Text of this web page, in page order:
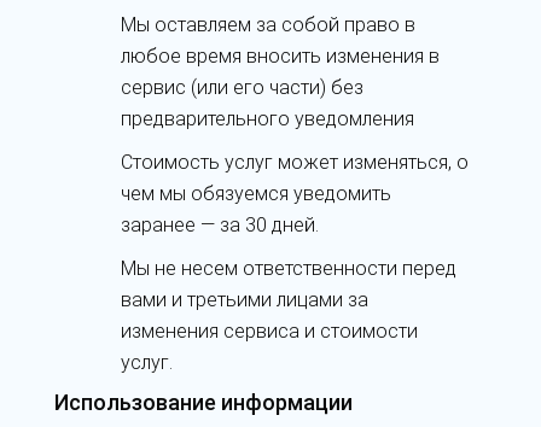
Мы оставляем за собой право в
любое время вносить изменения в
сервис (или его части) без
предварительного уведомления
Стоимость услуг может изменяться, о
чем мы обязуемся уведомить
заранее — за 30 дней.
Мы не несем ответственности перед
вами и третьими лицами за
изменения сервиса и стоимости
услуг.
Использование информации